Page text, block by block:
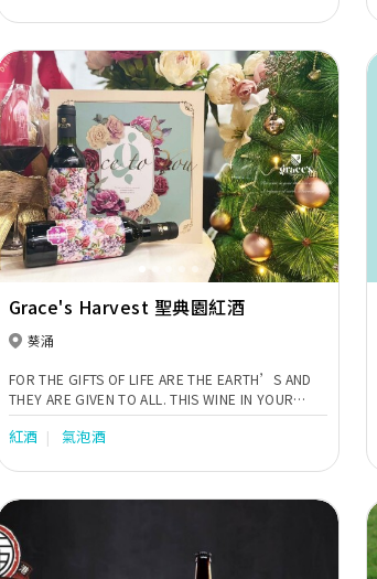
Previous Next
Grace's Harvest 聖典園紅酒
葵涌
FOR THE GIFTS OF LIFE ARE THE EARTH’S AND
THEY ARE GIVEN TO ALL. THIS WINE IN YOUR
HANDS IS A NATURE GIFT, A TREASURE OF EARTH,
A HARVEST OF GRACE.
紅酒 氣泡酒